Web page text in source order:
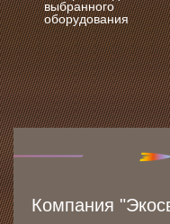
выбранного
оборудования
Компания